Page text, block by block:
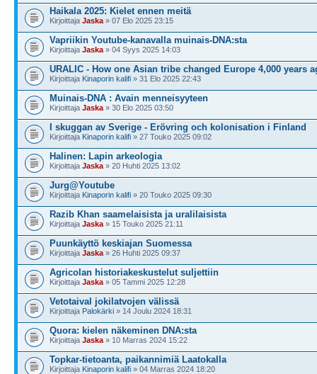
Haikala 2025: Kielet ennen meitä
Kirjoittaja Jaska » 07 Elo 2025 23:15
Vapriikin Youtube-kanavalla muinais-DNA:sta
Kirjoittaja Jaska » 04 Syys 2025 14:03
URALIC - How one Asian tribe changed Europe 4,000 years
Kirjoittaja Kinaporin kalifi » 31 Elo 2025 22:43
Muinais-DNA : Avain menneisyyteen
Kirjoittaja Jaska » 30 Elo 2025 03:50
I skuggan av Sverige - Erövring och kolonisation i Finland
Kirjoittaja Kinaporin kalifi » 27 Touko 2025 09:02
Halinen: Lapin arkeologia
Kirjoittaja Jaska » 20 Huhti 2025 13:02
Jurg@Youtube
Kirjoittaja Kinaporin kalifi » 20 Touko 2025 09:30
Razib Khan saamelaisista ja uralilaisista
Kirjoittaja Jaska » 15 Touko 2025 21:11
Puunkäyttö keskiajan Suomessa
Kirjoittaja Jaska » 26 Huhti 2025 09:37
Agricolan historiakeskustelut suljettiin
Kirjoittaja Jaska » 05 Tammi 2025 12:28
Vetotaival jokilatvojen välissä
Kirjoittaja Palokärki » 14 Joulu 2024 18:31
Quora: kielen näkeminen DNA:sta
Kirjoittaja Jaska » 10 Marras 2024 15:22
Topkar-tietoanta, paikannimiä Laatokalla
Kirjoittaja Kinaporin kalifi » 04 Marras 2024 18:20